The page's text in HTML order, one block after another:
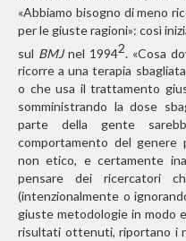
«Abbiamo bisogno di meno
per le giuste ragioni»: così
sul BMJnel 19942. «Cosa
ricorre a una terapia
o che usa il trattamento
somministrando la dose
parte della gente
comportamento del genere
non etico, e certamente
pensare dei ricercatori
(intenzionalmente o
giuste metodologie in modo
risultati ottenuti, riportano i